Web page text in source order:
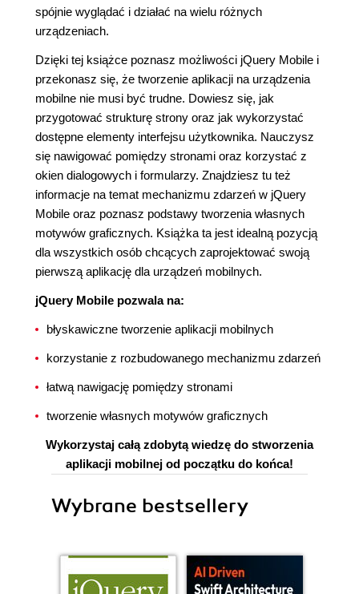
spójnie wyglądać i działać na wielu różnych
urządzeniach.
Dzięki tej książce poznasz możliwości jQuery Mobile i
przekonasz się, że tworzenie aplikacji na urządzenia
mobilne nie musi być trudne. Dowiesz się, jak
przygotować strukturę strony oraz jak wykorzystać
dostępne elementy interfejsu użytkownika. Nauczysz
się nawigować pomiędzy stronami oraz korzystać z
okien dialogowych i formularzy. Znajdziesz tu też
informacje na temat mechanizmu zdarzeń w jQuery
Mobile oraz poznasz podstawy tworzenia własnych
motywów graficznych. Książka ta jest idealną pozycją
dla wszystkich osób chcących zaprojektować swoją
pierwszą aplikację dla urządzeń mobilnych.
jQuery Mobile pozwala na:
błyskawiczne tworzenie aplikacji mobilnych
korzystanie z rozbudowanego mechanizmu zdarzeń
łatwą nawigację pomiędzy stronami
tworzenie własnych motywów graficznych
Wykorzystaj całą zdobytą wiedzę do stworzenia
aplikacji mobilnej od początku do końca!
Wybrane bestsellery